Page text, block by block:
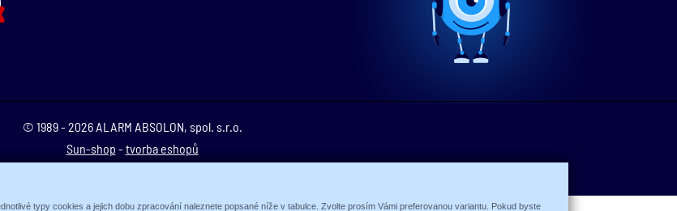
© 1989 - 2026 ALARM ABSOLON, spol. s.r.o.
Sun-shop - tvorba eshopů
typy cookies a jejich dobu zpracování naleznete popsané níže v tabulce. Zvolte prosím Vámi preferovanou variantu. Pokud byste